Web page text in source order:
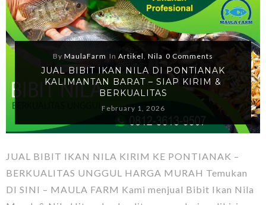
By MaulaFarm In Artikel Nila 0 Comments
JUAL BIBIT IKAN NILA DI PONTIANAK
KALIMANTAN BARAT – SIAP KIRIM &
BERKUALITAS
February 1, 2026
JUAL BIBIT IKAN NILA KIRIM KE PONTIANAK –
BERKUALITAS UNGGUL HARGA MURAH Temukan
DI SINI – MAULA FARM Kami menjual Bibit Ikan Nila